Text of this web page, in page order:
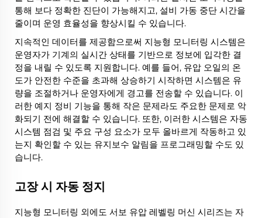
통해 보다 정확한 진단이 가능해지고, 설비 가동 중단 시간을
줄이며 운영 효율성을 향상시킬 수 있습니다.
지속적인 데이터를 제공함으로써 지능형 모니터링 시스템은
운영자가 기계의 실시간 상태를 기반으로 정보에 입각한 결
정을 내릴 수 있도록 지원합니다. 예를 들어, 유압 오일의 온
도가 안전한 수준을 초과해 상승하기 시작하면 시스템은 유
량을 조절하거나 운영자에게 경고를 전송할 수 있습니다. 이
러한 예지 정비 기능을 통해 작은 문제라도 주요한 문제로 악
화되기 전에 해결할 수 있습니다. 또한, 이러한 시스템은 자동
시스템 점검 및 주요 구성 요소가 모두 올바르게 작동하고 있
는지 확인할 수 있는 유지보수 알림을 프로그래밍할 수도 있
습니다.
고장 시 자동 정지
지능형 모니터링 외에도 서보 유압 레벨링 머신 시리즈는 자